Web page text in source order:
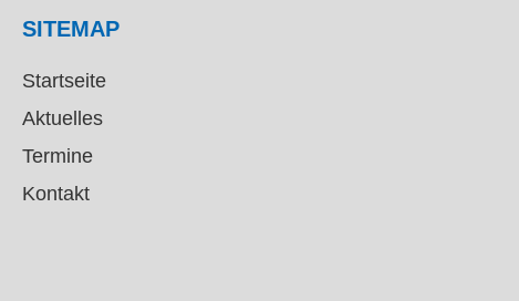
SITEMAP
Startseite
Aktuelles
Termine
Kontakt